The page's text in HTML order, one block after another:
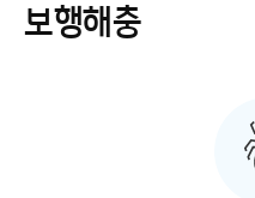
보행해충